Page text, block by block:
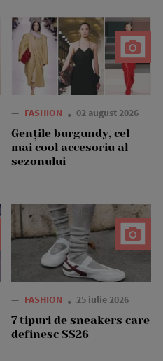
— FASHION 02 august 2026
Gențile burgundy, cel
mai cool accesoriu al
sezonului
— FASHION 25 iulie 2026
7 tipuri de sneakers care
definesc SS26